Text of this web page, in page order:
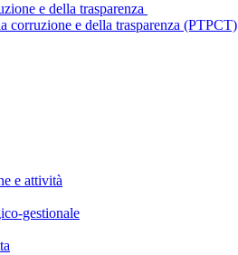
e della trasparenza
corruzione e della trasparenza (PTPCT)
e attività
gestionale